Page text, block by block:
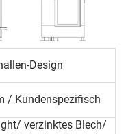
Design
/ Kundenspezifisch
verzinktes Blech/